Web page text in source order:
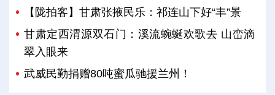
【陇拍客】甘肃张掖民乐：祁连山下好“丰”景
甘肃定西渭源双石门：溪流蜿蜒欢歌去 山峦滴
翠入眼来
武威民勤捐赠80吨蜜瓜驰援兰州！